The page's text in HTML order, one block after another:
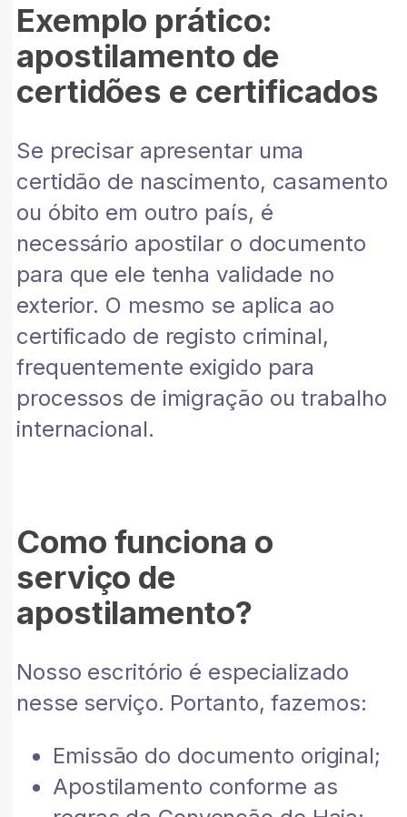
Exemplo prático:
apostilamento de
certidões e certificados
Se precisar apresentar uma
certidão de nascimento, casamento
ou óbito em outro país, é
necessário apostilar o documento
para que ele tenha validade no
exterior. O mesmo se aplica ao
certificado de registo criminal,
frequentemente exigido para
processos de imigração ou trabalho
internacional.
Como funciona o
serviço de
apostilamento?
Nosso escritório é especializado
nesse serviço. Portanto, fazemos:
Emissão do documento original;
Apostilamento conforme as